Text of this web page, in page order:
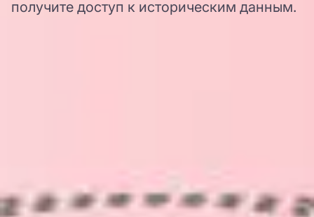
получите доступ к историческим данным.